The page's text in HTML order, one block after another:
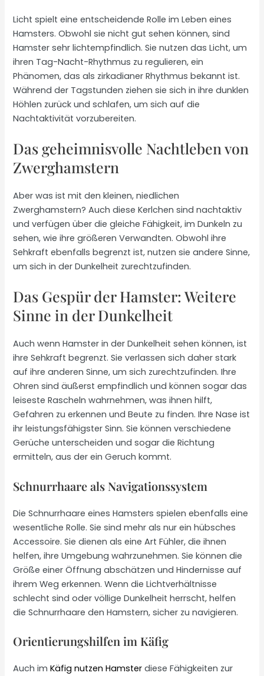
Licht spielt eine entscheidende Rolle im Leben eines
Hamsters. Obwohl sie nicht gut sehen können, sind
Hamster sehr lichtempfindlich. Sie nutzen das Licht, um
ihren Tag-Nacht-Rhythmus zu regulieren, ein
Phänomen, das als zirkadianer Rhythmus bekannt ist.
Während der Tagstunden ziehen sie sich in ihre dunklen
Höhlen zurück und schlafen, um sich auf die
Nachtaktivität vorzubereiten.
Das geheimnisvolle Nachtleben von
Zwerghamstern
Aber was ist mit den kleinen, niedlichen
Zwerghamstern? Auch diese Kerlchen sind nachtaktiv
und verfügen über die gleiche Fähigkeit, im Dunkeln zu
sehen, wie ihre größeren Verwandten. Obwohl ihre
Sehkraft ebenfalls begrenzt ist, nutzen sie andere Sinne,
um sich in der Dunkelheit zurechtzufinden.
Das Gespür der Hamster: Weitere
Sinne in der Dunkelheit
Auch wenn Hamster in der Dunkelheit sehen können, ist
ihre Sehkraft begrenzt. Sie verlassen sich daher stark
auf ihre anderen Sinne, um sich zurechtzufinden. Ihre
Ohren sind äußerst empfindlich und können sogar das
leiseste Rascheln wahrnehmen, was ihnen hilft,
Gefahren zu erkennen und Beute zu finden. Ihre Nase ist
ihr leistungsfähigster Sinn. Sie können verschiedene
Gerüche unterscheiden und sogar die Richtung
ermitteln, aus der ein Geruch kommt.
Schnurrhaare als Navigationssystem
Die Schnurrhaare eines Hamsters spielen ebenfalls eine
wesentliche Rolle. Sie sind mehr als nur ein hübsches
Accessoire. Sie dienen als eine Art Fühler, die ihnen
helfen, ihre Umgebung wahrzunehmen. Sie können die
Größe einer Öffnung abschätzen und Hindernisse auf
ihrem Weg erkennen. Wenn die Lichtverhältnisse
schlecht sind oder völlige Dunkelheit herrscht, helfen
die Schnurrhaare den Hamstern, sicher zu navigieren.
Orientierungshilfen im Käfig
Auch imKäfig nutzen Hamster diese Fähigkeiten zur